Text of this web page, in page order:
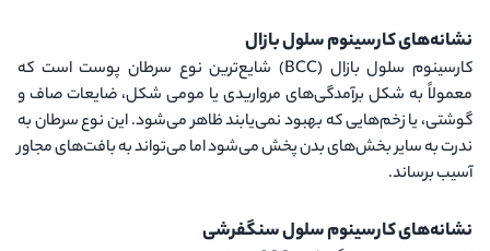
نشانه‌های کارسینوم سلول بازال
کارسینوم سلول بازال (BCC)
شایع‌ترین نوع سرطان پوست است که
معمولاً به شکل برآمدگی‌های مرواریدی یا مومی شکل، ضایعات صاف و
گوشتی، یا زخم‌هایی که بهبود نمی‌یابند ظاهر می‌شود. این نوع سرطان به
ندرت به سایر بخش‌های بدن پخش می‌شود اما می‌تواند به بافت‌های مجاور
آسیب برساند.
نشانه‌های کارسینوم سلول سنگفرشی